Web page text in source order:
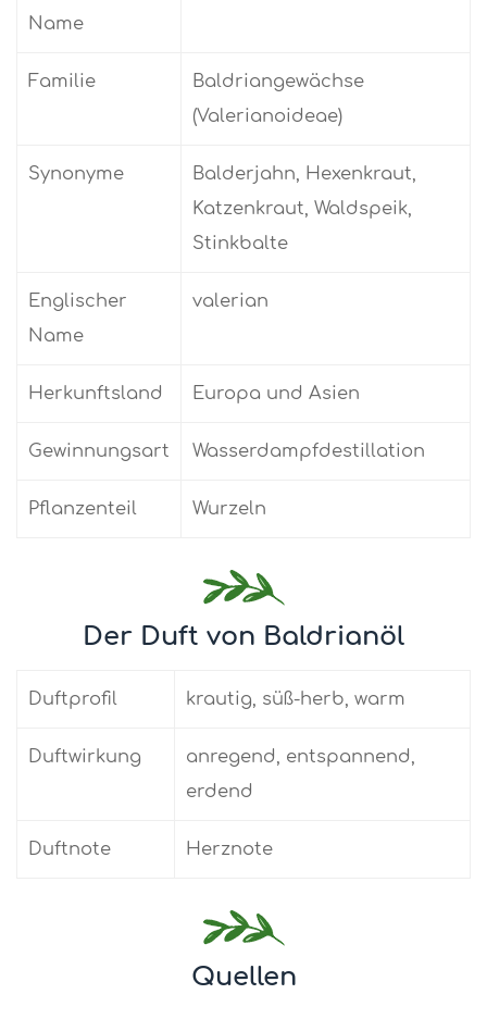
Name
Familie
Baldriangewächse
(Valerianoideae)
Synonyme
Balderjahn, Hexenkraut,
Katzenkraut, Waldspeik,
Stinkbalte
Englischer
Name
valerian
Herkunftsland Europa und Asien
Gewinnungsart Wasserdampfdestillation
Pflanzenteil Wurzeln
Der Duft von Baldrianöl
Duftprofil krautig, süß-herb, warm
Duftwirkung
anregend, entspannend,
erdend
Duftnote Herznote
Quellen